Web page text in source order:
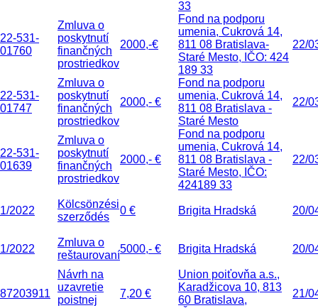
33
22-531-
01760
Zmluva o
poskytnutí
finančných
prostriedkov
2000,-€
Fond na podporu
umenia, Cukrová 14,
811 08 Bratislava-
Staré Mesto, IČO: 424
189 33
22/
22-531-
01747
Zmluva o
poskytnutí
finančných
prostriedkov
2000,- €
Fond na podporu
umenia, Cukrová 14,
811 08 Bratislava -
Staré Mesto
22/
22-531-
01639
Zmluva o
poskytnutí
finančných
prostriedkov
2000,- €
Fond na podporu
umenia, Cukrová 14,
811 08 Bratislava -
Staré Mesto, IČO:
424189 33
22/
1/2022
Kölcsönzési
szerződés
0 € Brigita Hradská 20/
1/2022
Zmluva o
reštaurovaní
5000,- € Brigita Hradská 20/
87203911
Návrh na
uzavretie
poistnej
7,20 €
Union poiťovňa a.s.,
Karadžicova 10, 813
60 Bratislava,
21/